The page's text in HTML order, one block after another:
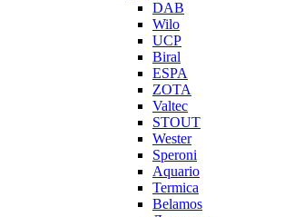
DAB
Wilo
UCP
Biral
ESPA
ZOTA
Valtec
STOUT
Wester
Speroni
Aquario
Termica
Belamos